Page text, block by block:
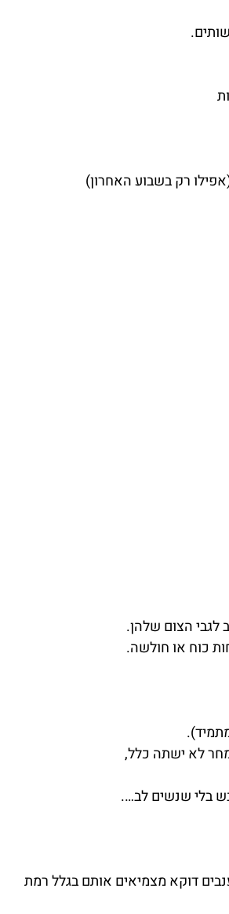
רק בשבוע האחרון)
לגבי הצום שלהן.
כוח או חולשה.
לא ישתה כלל,
בלי שנשים לב….
דוקא מצמיאים אותם בגלל רמת